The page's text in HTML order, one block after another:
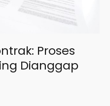
Proses
Dianggap